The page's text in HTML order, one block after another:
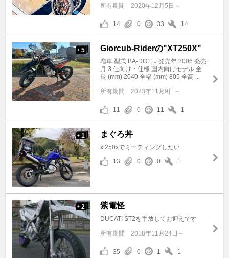
所有期間 2020年12月5日～
14 0 33 14
+ 5 Giorcub-Riderの"XT250X"
増車 型式 BA-DG11J 発売年 2006 発売
月 3 仕向け・仕様 国内向けモデル 全
長 (mm) 2040 全幅 (mm) 805 全高 ...
所有期間 2023年11月9日～
11 0 11 1
+ 1 まぐろ丼
xt250xでミーティングしたい
13
0 0 1
+ 2 紫電怪
DUCATI ST2を手放してお迎えです
所有期間 2018年11月24日～
35 0 1 1